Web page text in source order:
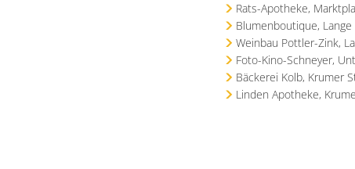
Rats-Apotheke,
Blumenboutique, Lange
Weinbau Pottler-Zink,
Foto-Kino-Schneyer,
Bäckerei Kolb, Krumer
Linden Apotheke,